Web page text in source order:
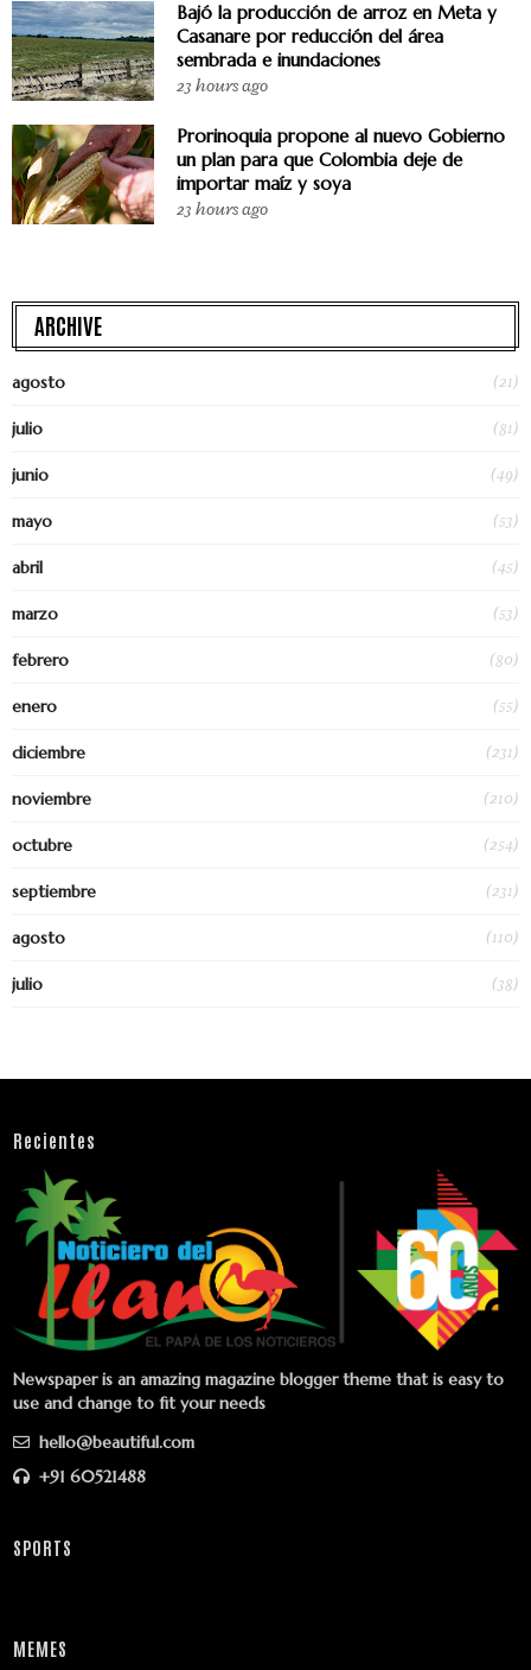
Bajó la producción de arroz en Meta y
Casanare por reducción del área
sembrada e inundaciones
23 hours ago
Prorinoquia propone al nuevo Gobierno
un plan para que Colombia deje de
importar maíz y soya
23 hours ago
ARCHIVE
agosto (21)
julio (81)
junio (49)
mayo (53)
abril (45)
marzo (53)
febrero (80)
enero (55)
diciembre (231)
noviembre (210)
octubre (254)
septiembre (231)
agosto (110)
julio (38)
Recientes
Newspaper is an amazing magazine blogger theme that is easy to
use and change to fit your needs
hello@beautiful.com
+91 60521488
SPORTS
MEMES